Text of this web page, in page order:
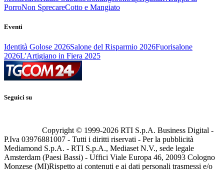
PorroNon SprecareCotto e Mangiato
Eventi
Identità Golose 2026Salone del Risparmio 2026Fuorisalone
2026L'Artigiano in Fiera 2025
Seguici su
Copyright © 1999-2026 RTI S.p.A. Business Digital -
P.Iva 03976881007 - Tutti i diritti riservati - Per la pubblicità
Mediamond S.p.A. - RTI S.p.A., Mediaset N.V., sede legale
Amsterdam (Paesi Bassi) - Uffici Viale Europa 46, 20093 Cologno
Monzese (MI)Rispetto ai contenuti e ai dati personali trasmessi e/o